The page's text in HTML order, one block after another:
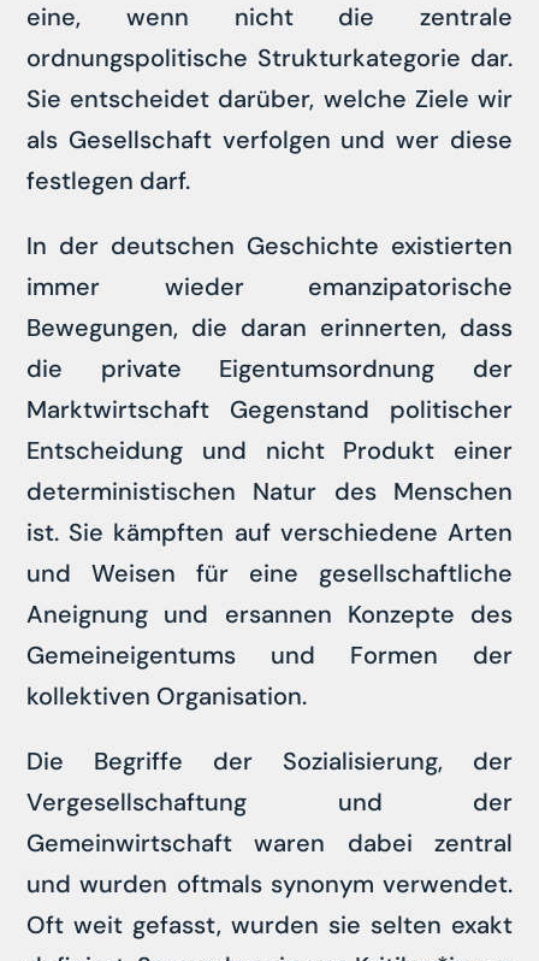
eine, wenn nicht die zentrale
ordnungspolitische Strukturkategorie dar.
Sie entscheidet darüber, welche Ziele wir
als Gesellschaft verfolgen und wer diese
festlegen darf.
In der deutschen Geschichte existierten
immer wieder emanzipatorische
Bewegungen, die daran erinnerten, dass
die private Eigentumsordnung der
Marktwirtschaft Gegenstand politischer
Entscheidung und nicht Produkt einer
deterministischen Natur des Menschen
ist. Sie kämpften auf verschiedene Arten
und Weisen für eine gesellschaftliche
Aneignung und ersannen Konzepte des
Gemeineigentums und Formen der
kollektiven Organisation.
Die Begriffe der Sozialisierung, der
Vergesellschaftung und der
Gemeinwirtschaft waren dabei zentral
und wurden oftmals synonym verwendet.
Oft weit gefasst, wurden sie selten exakt